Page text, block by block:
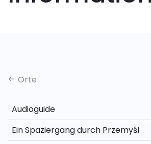
Orte
Audioguide
Ein Spaziergang durch Przemyśl